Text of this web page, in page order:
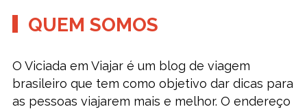
QUEM SOMOS
O Viciada em Viajar é um blog de viagem
brasileiro que tem como objetivo dar dicas para
as pessoas viajarem mais e melhor. O endereço